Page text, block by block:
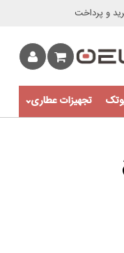
و پرداخت
تجهیزات عطاری